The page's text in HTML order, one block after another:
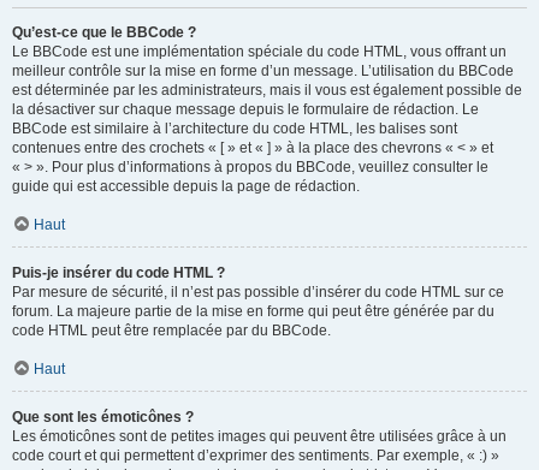
Qu’est-ce que le BBCode ?
Le BBCode est une implémentation spéciale du code HTML, vous offrant un
meilleur contrôle sur la mise en forme d’un message. L’utilisation du BBCode
est déterminée par les administrateurs, mais il vous est également possible de
la désactiver sur chaque message depuis le formulaire de rédaction. Le
BBCode est similaire à l’architecture du code HTML, les balises sont
contenues entre des crochets « [ » et « ] » à la place des chevrons « < » et
« > ». Pour plus d’informations à propos du BBCode, veuillez consulter le
guide qui est accessible depuis la page de rédaction.
Haut
Puis-je insérer du code HTML ?
Par mesure de sécurité, il n’est pas possible d’insérer du code HTML sur ce
forum. La majeure partie de la mise en forme qui peut être générée par du
code HTML peut être remplacée par du BBCode.
Haut
Que sont les émoticônes ?
Les émoticônes sont de petites images qui peuvent être utilisées grâce à un
code court et qui permettent d’exprimer des sentiments. Par exemple, « :) »